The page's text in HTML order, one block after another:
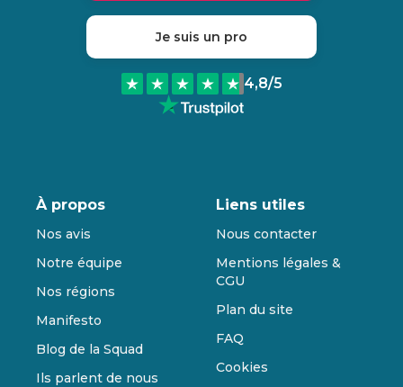
Je suis un pro
4,8/5
À propos
Nos avis
Notre équipe
Nos régions
Manifesto
Blog de la Squad
Ils parlent de nous
Liens utiles
Nous contacter
Mentions légales &
CGU
Plan du site
FAQ
Cookies